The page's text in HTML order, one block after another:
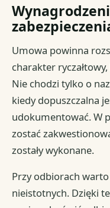
Umowa powinna
charakter
Nie chodzi tylko o
kiedy dopuszczalna
udokumentować. W
zostać
zostały wykonane.
Przy odbiorach
nieistotnych. Dzięki